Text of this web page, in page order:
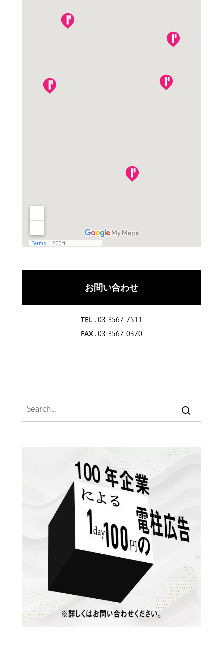
お問い合わせ
TEL . 03-3567-7511
FAX . 03-3567-0370